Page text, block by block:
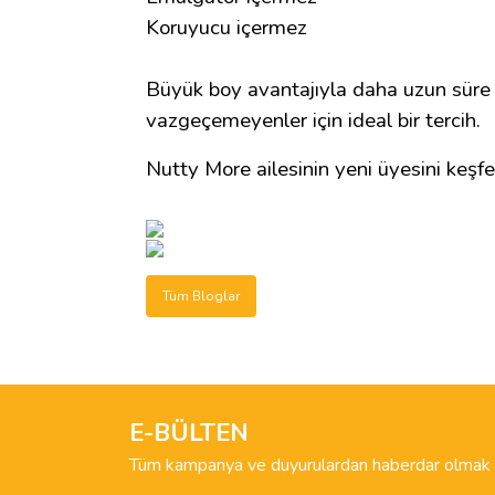
Koruyucu içermez
Büyük boy avantajıyla daha uzun
vazgeçemeyenler için ideal bir tercih.
Nutty More ailesinin yeni üyesini
Tüm Bloglar
E-BÜLTEN
Tüm kampanya ve duyurulardan haberdar